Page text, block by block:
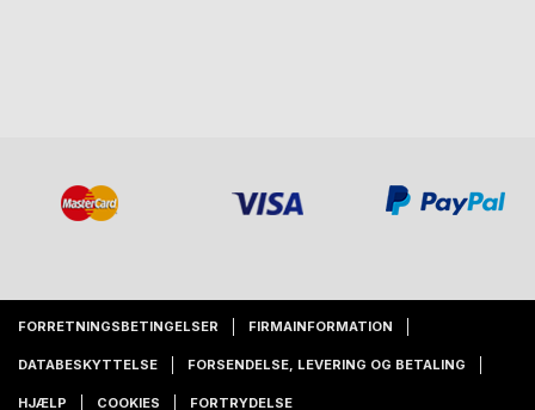
FORRETNINGSBETINGELSER FIRMAINFORMATION
DATABESKYTTELSE FORSENDELSE, LEVERING OG BETALING
HJÆLP COOKIES FORTRYDELSE